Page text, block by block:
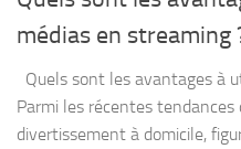
médias en streaming
Quels sont les avantages à
Parmi les récentes
divertissement à domicile,